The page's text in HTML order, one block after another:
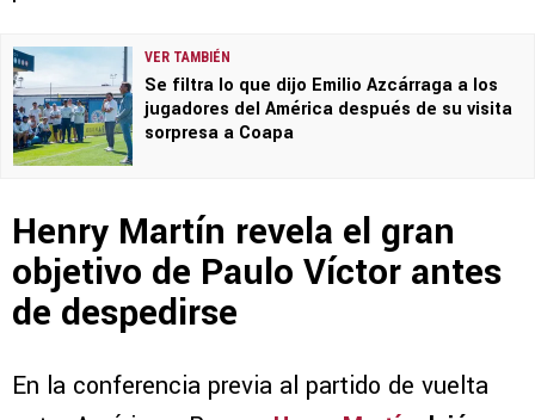
VER TAMBIÉN
Se filtra lo que dijo Emilio Azcárraga a los
jugadores del América después de su visita
sorpresa a Coapa
Henry Martín revela el gran
objetivo de Paulo Víctor antes
de despedirse
En la conferencia previa al partido de vuelta